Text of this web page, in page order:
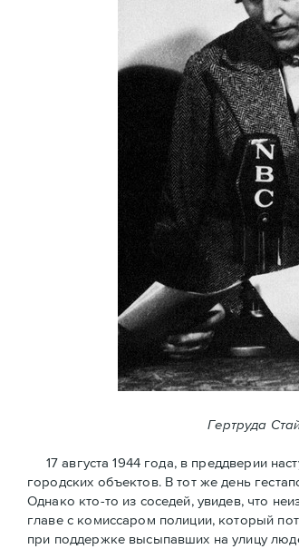
Гертруда
17 августа 1944 года, в преддверии
городских объектов. В тот же день
Однако кто-то из соседей, увидев, что
главе с комиссаром полиции, который
при поддержке высыпавших на улицу